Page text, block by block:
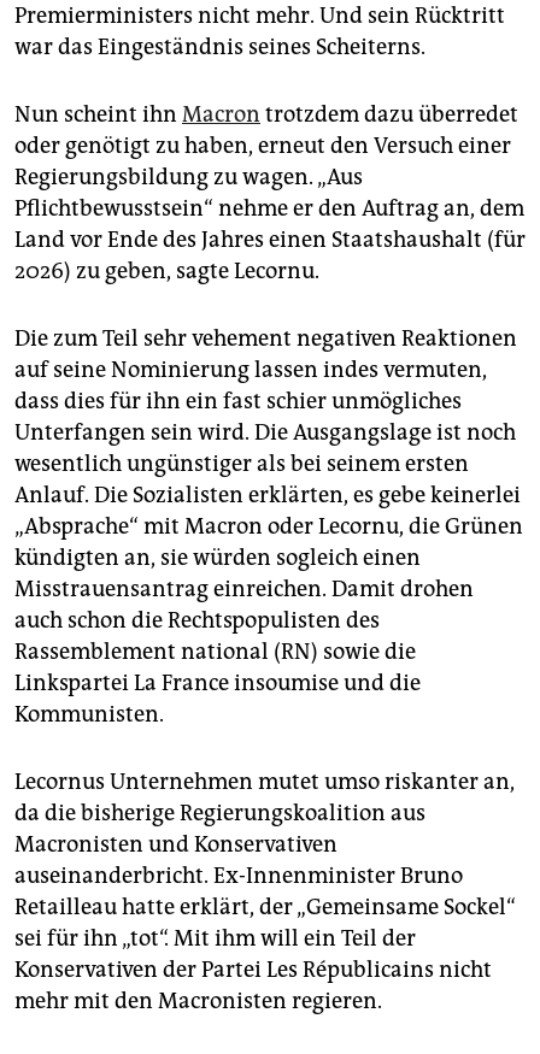
Premierministers nicht mehr. Und sein Rücktritt
war das Eingeständnis seines Scheiterns.
Nun scheint ihn Macron trotzdem dazu überredet
oder genötigt zu haben, erneut den Versuch einer
Regierungsbildung zu wagen. „Aus
Pflichtbewusstsein“ nehme er den Auftrag an, dem
Land vor Ende des Jahres einen Staatshaushalt (für
2026) zu geben, sagte Lecornu.
Die zum Teil sehr vehement negativen Reaktionen
auf seine Nominierung lassen indes vermuten,
dass dies für ihn ein fast schier unmögliches
Unterfangen sein wird. Die Ausgangslage ist noch
wesentlich ungünstiger als bei seinem ersten
Anlauf. Die Sozialisten erklärten, es gebe keinerlei
„Absprache“ mit Macron oder Lecornu, die Grünen
kündigten an, sie würden sogleich einen
Misstrauensantrag einreichen. Damit drohen
auch schon die Rechtspopulisten des
Rassemblement national (RN) sowie die
Linkspartei La France insoumise und die
Kommunisten.
Lecornus Unternehmen mutet umso riskanter an,
da die bisherige Regierungskoalition aus
Macronisten und Konservativen
auseinanderbricht. Ex-Innenminister Bruno
Retailleau hatte erklärt, der „Gemeinsame Sockel“
sei für ihn „tot“. Mit ihm will ein Teil der
Konservativen der Partei Les Républicains nicht
mehr mit den Macronisten regieren.